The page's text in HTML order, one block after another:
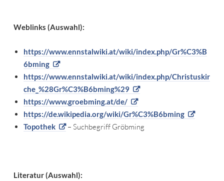
Weblinks (Auswahl):
https://www.ennstalwiki.at/wiki/index.php/Gr%C3%B
6bming
https://www.ennstalwiki.at/wiki/index.php/Christuskir
che_%28Gr%C3%B6bming%29
https://www.groebming.at/de/
https://de.wikipedia.org/wiki/Gr%C3%B6bming
Topothek
– Suchbegriff Gröbming
Literatur (Auswahl):